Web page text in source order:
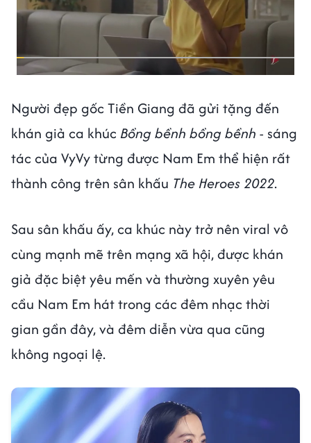
Người đẹp gốc Tiền Giang đã gửi tặng đến
khán giả ca khúc Bồng bềnh bồng bềnh - sáng
tác của VyVy từng được Nam Em thể hiện rất
thành công trên sân khấu The Heroes 2022.
Sau sân khấu ấy, ca khúc này trở nên viral vô
cùng mạnh mẽ trên mạng xã hội, được khán
giả đặc biệt yêu mến và thường xuyên yêu
cầu Nam Em hát trong các đêm nhạc thời
gian gần đây, và đêm diễn vừa qua cũng
không ngoại lệ.